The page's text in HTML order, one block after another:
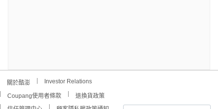
關於酷澎 Investor Relations
Coupang使用者條款
退換貨政策